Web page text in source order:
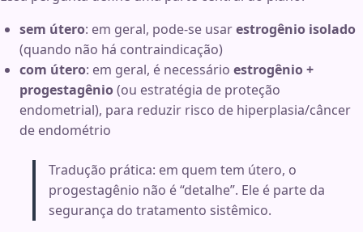
sem útero: em geral, pode-se usarestrogênio isolado
(quando não há contraindicação)
com útero: em geral, é necessário estrogênio +
progestagênio(ou estratégia de proteção
endometrial), para reduzir risco de hiperplasia/câncer
de endométrio
Tradução prática: em quem tem útero, o
progestagênio não é “detalhe”. Ele é parte da
segurança do tratamento sistêmico.